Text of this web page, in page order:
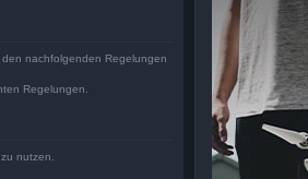
den nachfolgenden Regelungen
Regelungen.
nutzen.